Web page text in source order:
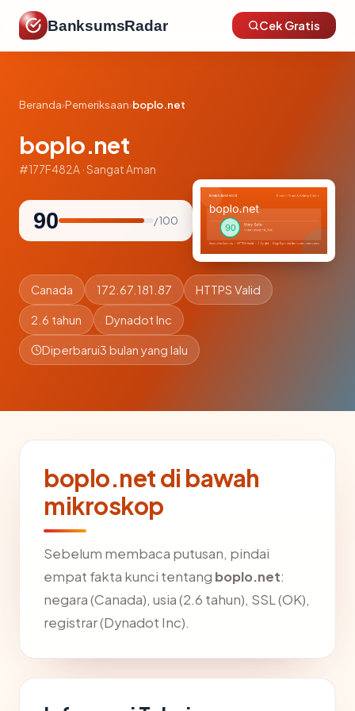
BanksumsRadar Cek Gratis
Beranda›Pemeriksaan›boplo.net
boplo.net
#177F482A · Sangat Aman
90 / 100
Canada 172.67.181.87 HTTPS Valid
2.6 tahun Dynadot Inc
Diperbarui3 bulan yang lalu
boplo.net di bawah
mikroskop
Sebelum membaca putusan, pindai
empat fakta kunci tentang boplo.net:
negara (Canada), usia (2.6 tahun), SSL (OK),
registrar (Dynadot Inc).